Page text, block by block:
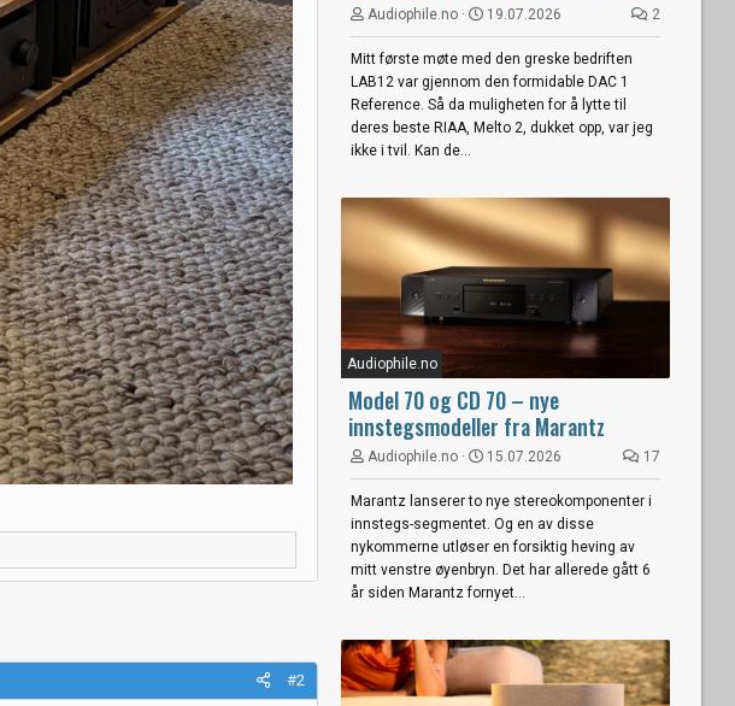
#2
Audiophile.no 19.07.2026 2
Mitt første møte med den greske bedriften
LAB12 var gjennom den formidable DAC 1
Reference. Så da muligheten for å lytte til
deres beste RIAA, Melto 2, dukket opp, var jeg
ikke i tvil. Kan de...
Audiophile.no
Model 70 og CD 70 – nye
innstegsmodeller fra Marantz
Audiophile.no 15.07.2026 17
Marantz lanserer to nye stereokomponenter i
innstegs-segmentet. Og en av disse
nykommerne utløser en forsiktig heving av
mitt venstre øyenbryn. Det har allerede gått 6
år siden Marantz fornyet...